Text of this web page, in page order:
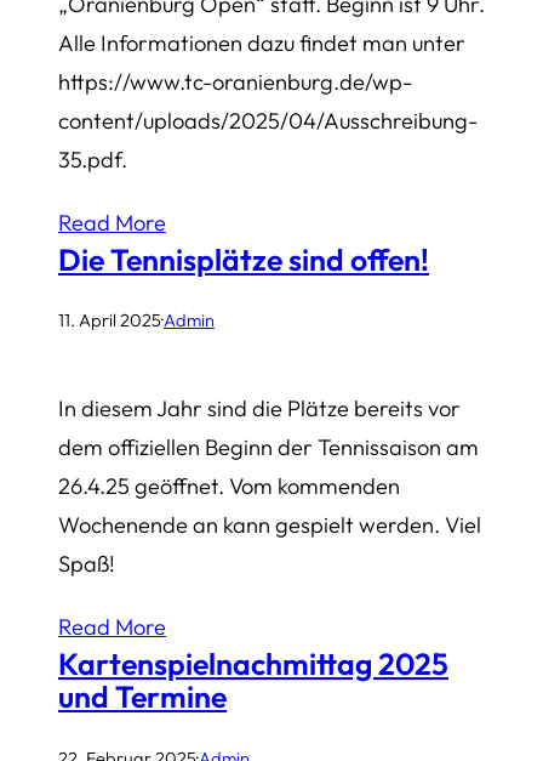
Alle Informationen dazu findet man unter
https://www.tc-oranienburg.de/wp-
content/uploads/2025/04/Ausschreibung-
35.pdf.
Read More
Die Tennisplätze sind offen!
11. April 2025·Admin
In diesem Jahr sind die Plätze bereits vor
dem offiziellen Beginn der Tennissaison am
26.4.25 geöffnet. Vom kommenden
Wochenende an kann gespielt werden. Viel
Spaß!
Read More
Kartenspielnachmittag 2025
und Termine